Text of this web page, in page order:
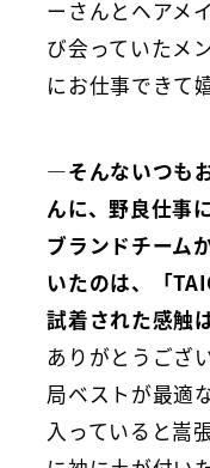
ーさんとヘアメ
び会っていたメ
にお仕事できて
―そんないつも
んに、野良仕事
ブランドチーム
いたのは、「
試着された感触
ありがとうござ
局ベストが最適
入っていると嵩